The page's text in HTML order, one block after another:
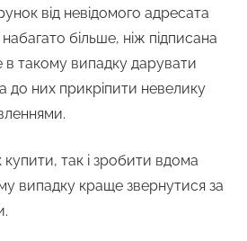
від невідомого адресата
більше, ніж підписана
в такому випадку дарувати
до них прикріпити невелику
так і зробити вдома
випадку краще звернутися за